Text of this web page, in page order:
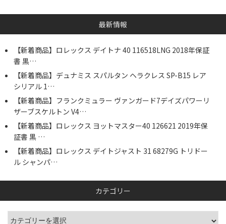
最新情報
【新着商品】ロレックス デイトナ 40 116518LNG 2018年保証
書 黒…
【新着商品】デュナミス スパルタン ヘラクレス SP-B15 レア
シリアル 1…
【新着商品】フランクミュラー ヴァンガード7デイズパワーリ
ザーブスケルトン V4…
【新着商品】ロレックス ヨットマスター40 126621 2019年保
証書 黒 …
【新着商品】ロレックス デイトジャスト 31 68279G トリドー
ル シャンパ…
カテゴリー